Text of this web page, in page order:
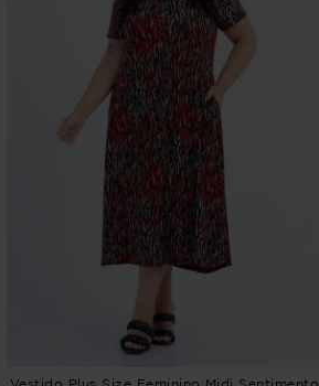
Vestido Plus Size Feminino Midi Sentimento